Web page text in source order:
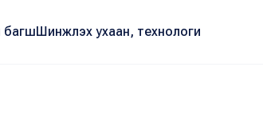
багшШинжлэх ухаан, технологи